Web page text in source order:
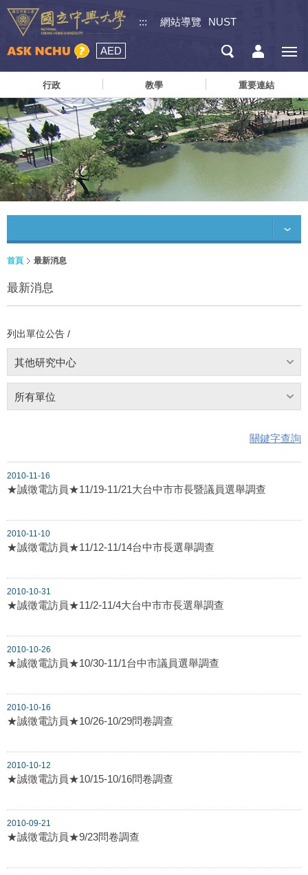
::: 網站導覽 NUST
AED
行政 教學 重要連結
首頁 最新消息
最新消息
列出單位公告 /
其他研究中心
所有單位
關鍵字查詢
2010-11-16
★誠徵電訪員★11/19-11/21大台中市市長暨議員選舉調查
2010-11-10
★誠徵電訪員★11/12-11/14台中市長選舉調查
2010-10-31
★誠徵電訪員★11/2-11/4大台中市市長選舉調查
2010-10-26
★誠徵電訪員★10/30-11/1台中市議員選舉調查
2010-10-16
★誠徵電訪員★10/26-10/29問卷調查
2010-10-12
★誠徵電訪員★10/15-10/16問卷調查
2010-09-21
★誠徵電訪員★9/23問卷調查